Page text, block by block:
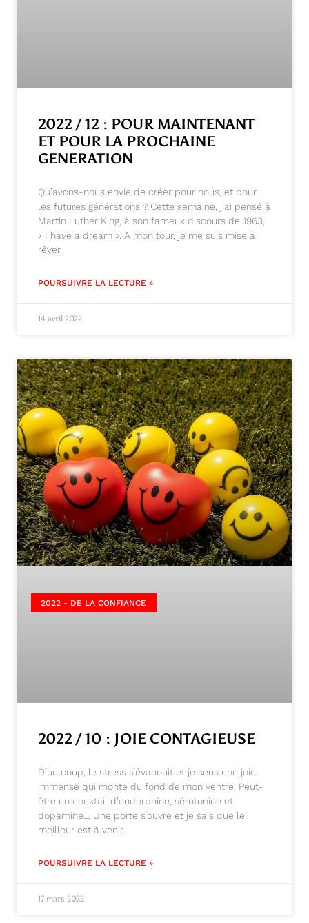
2022 / 12 : POUR MAINTENANT
ET POUR LA PROCHAINE
GENERATION
Qu’avons-nous envie de créer pour nous, et pour
les futures générations ? Cette semaine, j’ai pensé à
Martin Luther King, à son fameux discours de 1963,
« I have a dream ». A mon tour, je me suis mise à
rêver.
POURSUIVRE LA LECTURE »
14 avril 2022
2022 - DE LA CONFIANCE
2022 / 10 : JOIE CONTAGIEUSE
D’un coup, le stress s’évanouit et je sens une joie
immense qui monte du fond de mon ventre. Peut-
être un cocktail d’endorphine, sérotonine et
dopamine… Une porte s’ouvre et je sais que le
meilleur est à venir.
POURSUIVRE LA LECTURE »
17 mars 2022